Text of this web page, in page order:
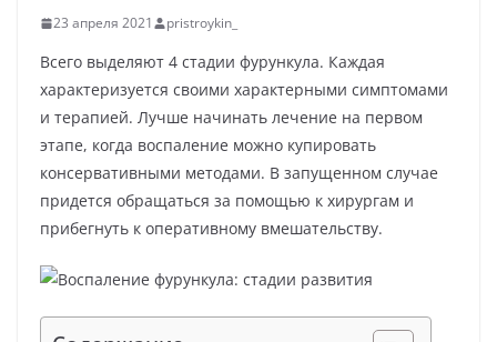
23 апреля 2021 pristroykin_
Всего выделяют 4 стадии фурункула. Каждая
характеризуется своими характерными симптомами
и терапией. Лучше начинать лечение на первом
этапе, когда воспаление можно купировать
консервативными методами. В запущенном случае
придется обращаться за помощью к хирургам и
прибегнуть к оперативному вмешательству.